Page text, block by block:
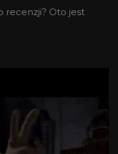
recenzji? Oto jest